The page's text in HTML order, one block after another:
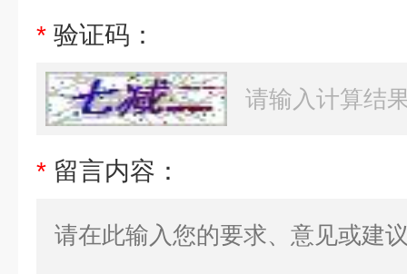
* 验证码：
* 留言内容：